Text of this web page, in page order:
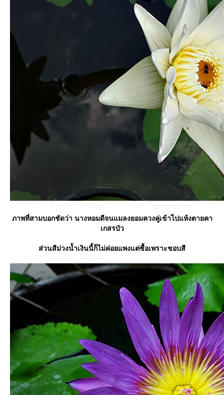
ภาพที่สามบอกชัดว่า นางหอมดีจนแมลงยอมควงคู่เข้าไปแห้งตายคา
เกสรบัว
ส่วนสีม่วงน้ำเงินนี้ก็ไม่ค่อยแพงแต่ซื้อเพราะชอบสี